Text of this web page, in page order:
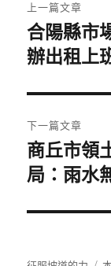
章
導
覽
上一篇文章
上
一
文
章:
合陽縣市
辦出租上
下一篇文章
下
一
文
商丘市領
局：雨水